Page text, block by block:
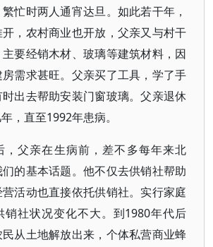
忙时两人通宵达旦。如此若干年，
，农村商业也开放，父亲又与村干
要经销木材、玻璃等建筑材料，因
需求甚旺。父亲买了工具，学了手
出去帮助安装门窗玻璃。父亲退休
，直至1992年患病。
，父亲在生病前，差不多每年来北
的基本话题。他不仅去供销社帮助
活动也直接依托供销社。实行家庭
销社状况变化不大。到1980年代后
从土地解放出来，个体私营商业蜂